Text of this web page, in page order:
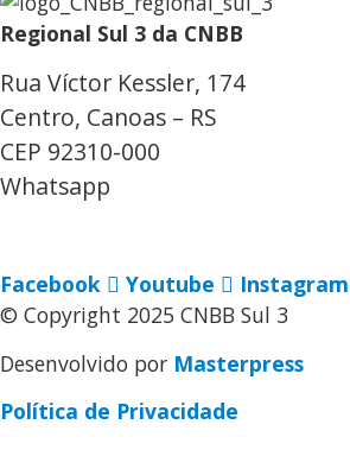
Regional Sul 3 da CNBB
Rua Víctor Kessler, 174
Centro, Canoas – RS
CEP 92310-000
Whatsapp
Facebook
Youtube
Instagram
© Copyright 2025 CNBB Sul 3
Desenvolvido por Masterpress
Política de Privacidade